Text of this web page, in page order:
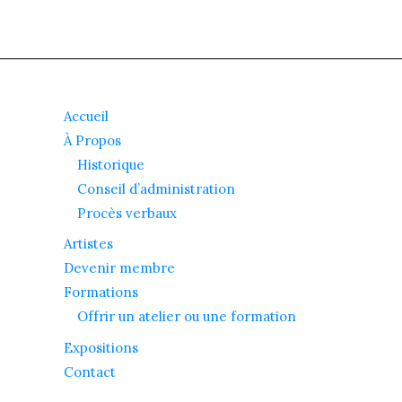
Accueil
À Propos
Historique
Conseil d’administration
Procès verbaux
Artistes
Devenir membre
Formations
Offrir un atelier ou une formation
Expositions
Contact